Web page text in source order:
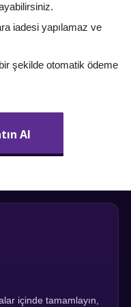
iadesi yapılamaz ve
şekilde otomatik ödeme
Al
içinde tamamlayın,